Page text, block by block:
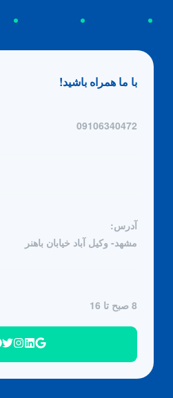
با ما همراه باشید!
09106340472
آدرس:
مشهد- وکیل آباد خیابان باهنر
8 صبح تا 16